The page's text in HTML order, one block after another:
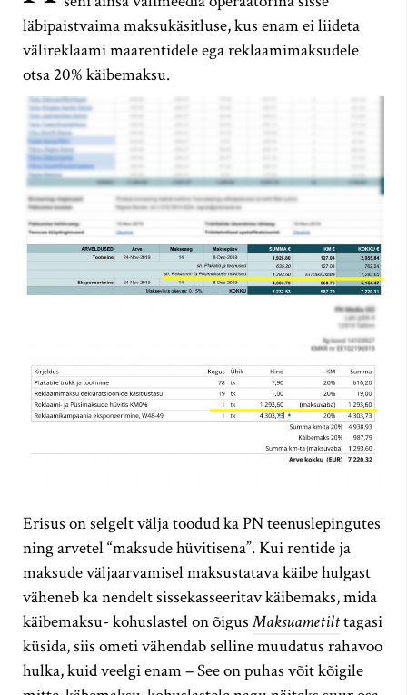
läbipaistvaima maksukäsitluse, kus enam ei liideta
välireklaami maarentidele ega reklaamimaksudele
otsa 20% käibemaksu.
Erisus on selgelt välja toodud ka PN teenuslepingutes
ning arvetel “maksude hüvitisena”. Kui rentide ja
maksude väljaarvamisel maksustatava käibe hulgast
väheneb ka nendelt sissekasseeritav käibemaks, mida
käibemaksu- kohuslastel on õigusMaksuametilttagasi
küsida, siis ometi vähendab selline muudatus rahavoo
hulka, kuid veelgi enam – See on puhas võit kõigile